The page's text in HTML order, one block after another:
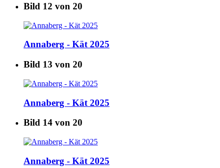
Bild 12 von 20
Annaberg - Kät 2025
Bild 13 von 20
Annaberg - Kät 2025
Bild 14 von 20
Annaberg - Kät 2025